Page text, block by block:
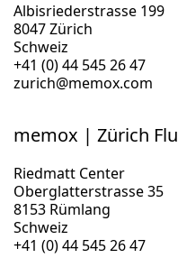
Albisriederstrasse 199
8047 Zürich
Schweiz
+41 (0) 44 545 26 47
zurich@memox.com
memox | Zürich
Riedmatt Center
Oberglatterstrasse 35
8153 Rümlang
Schweiz
+41 (0) 44 545 26 47